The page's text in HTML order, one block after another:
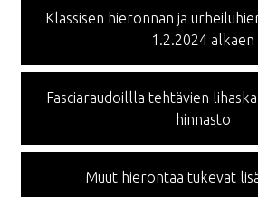
Klassisen hieronnan ja
1.2.2024 alkaen
Fasciaraudoillla tehtävien
hinnasto
Muut hierontaa tukevat